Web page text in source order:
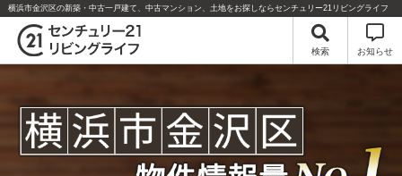
横浜市金沢区の新築・中古一戸建て、中古マンション、土地をお探しならセンチュリー21リビングライフ
検索 お知らせ